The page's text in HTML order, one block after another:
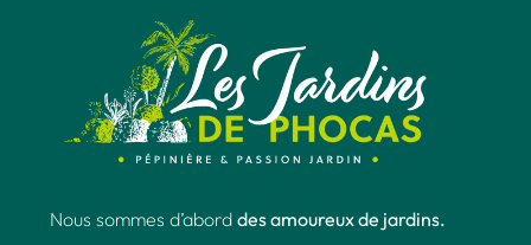
Nous sommes d’abord des amoureux de jardins.